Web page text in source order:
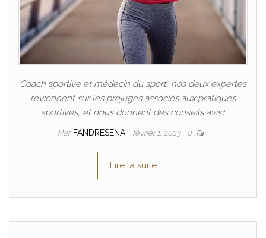
Coach sportive et médecin du sport, nos deux expertes
reviennent sur les préjugés associés aux pratiques
sportives, et nous donnent des conseils avis1
Par FANDRESENA février 1, 2023 0
Lire la suite